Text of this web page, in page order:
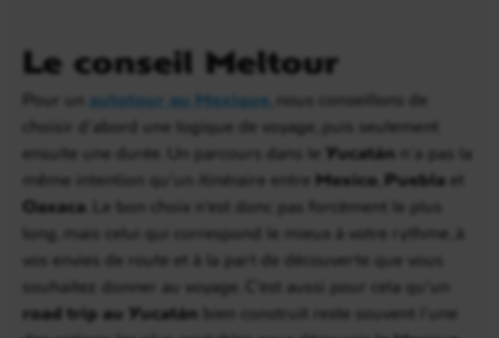
Le conseil Meltour
autotour au Mexique , nous conseillons de
choisir d’abord une logique de voyage, puis seulement
ensuite une durée. Un parcours dans le Yucatán n’a pas la
même intention qu’un itinéraire entre Mexico Puebla et
Oaxaca . Le bon choix n’est donc pas forcément le plus
long, mais celui qui correspond le mieux à votre rythme, à
vos envies de route et à la part de découverte que vous
souhaitez donner au voyage. C’est aussi pour cela qu’un
road trip au Yucatán bien construit reste souvent l’une